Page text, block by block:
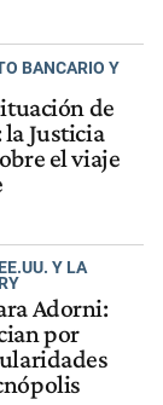
BANCARIO Y
de
Justicia
el viaje
Y LA
Adorni:
por